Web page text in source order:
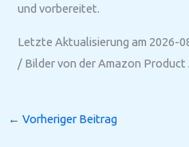
und vorbereitet.
Letzte Aktualisierung am 2026-
/ Bilder von der Amazon Product
← Vorheriger Beitrag